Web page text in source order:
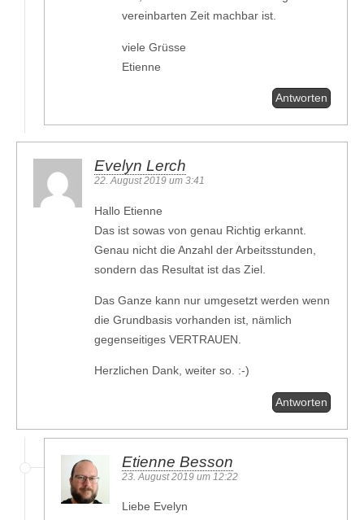
vereinbarten Zeit machbar ist.
viele Grüsse
Etienne
Antworten
Evelyn Lerch
22. August 2019 um 3:41
Hallo Etienne
Das ist sowas von genau Richtig erkannt.
Genau nicht die Anzahl der Arbeitsstunden,
sondern das Resultat ist das Ziel.
Das Ganze kann nur umgesetzt werden wenn
die Grundbasis vorhanden ist, nämlich
gegenseitiges VERTRAUEN.
Herzlichen Dank, weiter so. :-)
Antworten
Etienne Besson
23. August 2019 um 12:22
Liebe Evelyn